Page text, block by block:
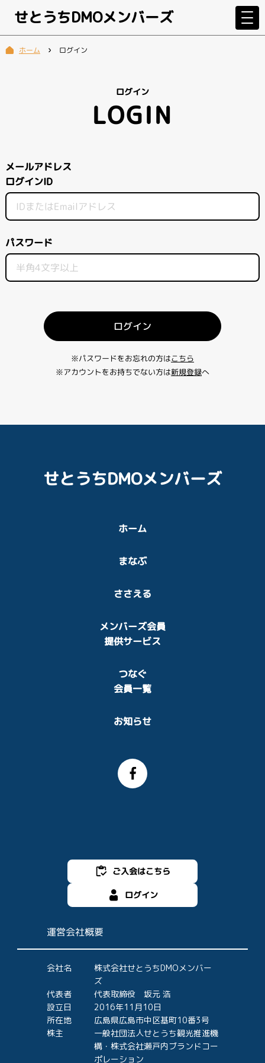
せとうちDMOメンバーズ
ホーム ログイン
ログイン
LOGIN
メールアドレス
ログインID
パスワード
ログイン
※パスワードをお忘れの方はこちら
※アカウントをお持ちでない方は新規登録へ
せとうちDMOメンバーズ
ホーム
まなぶ
ささえる
メンバーズ会員
提供サービス
つなぐ
会員一覧
お知らせ
ご入会はこちら
ログイン
運営会社概要
会社名
株式会社せとうちDMOメンバー
ズ
代表者
代表取締役 坂元 浩
設立日
2016年11月10日
所在地
広島県広島市中区基町10番3号
株主
一般社団法人せとうち観光推進機
構・株式会社瀬戸内ブランドコー
ポレーション